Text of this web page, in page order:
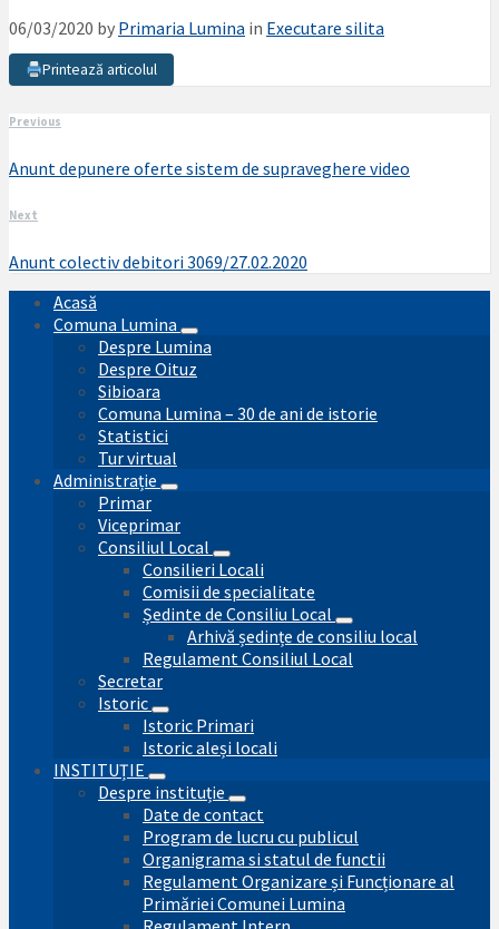
06/03/2020 by Primaria Lumina in Executare silita
Printează articolul
Previous
Anunt depunere oferte sistem de supraveghere video
Next
Anunt colectiv debitori 3069/27.02.2020
Acasă
Comuna Lumina
Despre Lumina
Despre Oituz
Sibioara
Comuna Lumina – 30 de ani de istorie
Statistici
Tur virtual
Administrație
Primar
Viceprimar
Consiliul Local
Consilieri Locali
Comisii de specialitate
Ședinte de Consiliu Local
Arhivă ședințe de consiliu local
Regulament Consiliul Local
Secretar
Istoric
Istoric Primari
Istoric aleși locali
INSTITUȚIE
Despre instituție
Date de contact
Program de lucru cu publicul
Organigrama si statul de functii
Regulament Organizare și Funcționare al
Primăriei Comunei Lumina